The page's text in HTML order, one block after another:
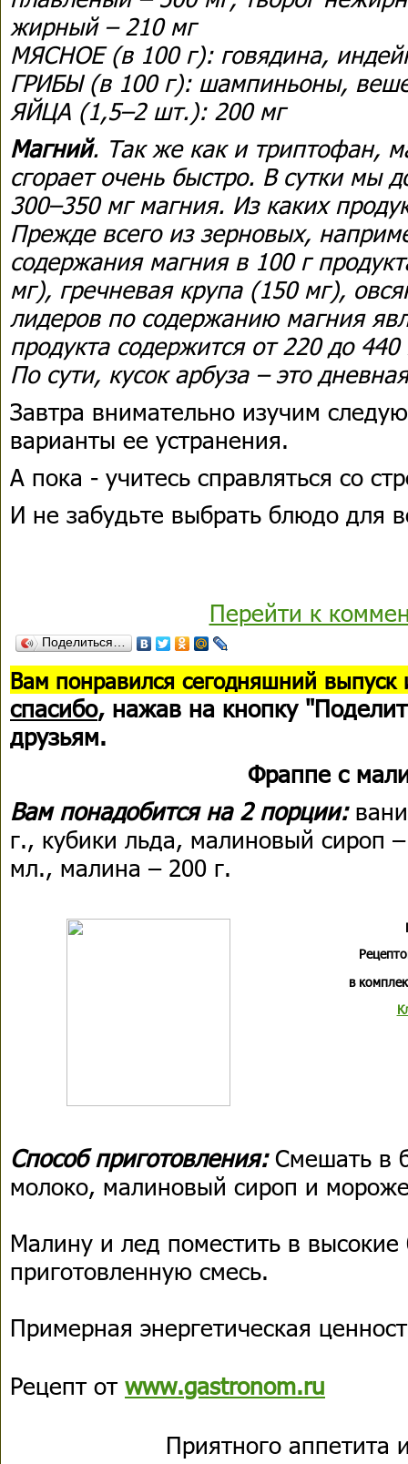
жирный – 210 мг
МЯСНОЕ (в 100 г): говядина,
ГРИБЫ (в 100 г): шампиньоны,
ЯЙЦА (1,5–2 шт.): 200 мг
Магний. Так же как и триптофан,
сгорает очень быстро. В сутки мы
300–350 мг магния. Из каких
Прежде всего из зерновых,
содержания магния в 100 г
мг), гречневая крупа (150 мг),
лидеров по содержанию магния
продукта содержится от 220 до
По сути, кусок арбуза – это
Завтра внимательно изучим
варианты ее устранения.
А пока - учитесь справляться со
И не забудьте выбрать блюдо для
Перейти к
Поделиться…
Вам понравился сегодняшний выпуск
спасибо, нажав на кнопку
друзьям.
Фраппе с
Вам понадобится на 2 порции:
г., кубики льда, малиновый сироп
мл., малина – 200 г.
в
Способ приготовления:Смешать в
молоко, малиновый сироп и
Малину и лед поместить в
приготовленную смесь.
Примерная энергетическая
Рецепт от www.gastronom.ru
Приятного аппетита